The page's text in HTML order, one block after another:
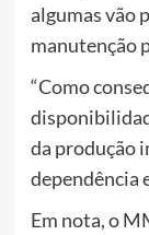
algumas vão
manutenção
“Como
da produção
dependência
Em nota, o